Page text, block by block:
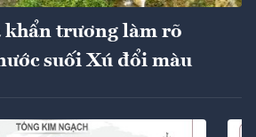
khẩn trương làm rõ
suối Xú đổi màu